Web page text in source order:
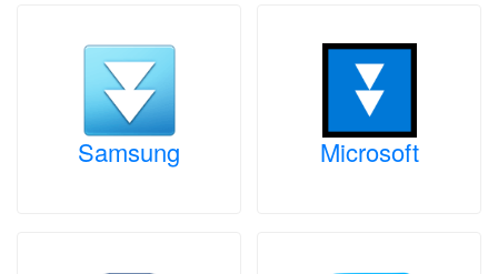
Samsung Microsoft